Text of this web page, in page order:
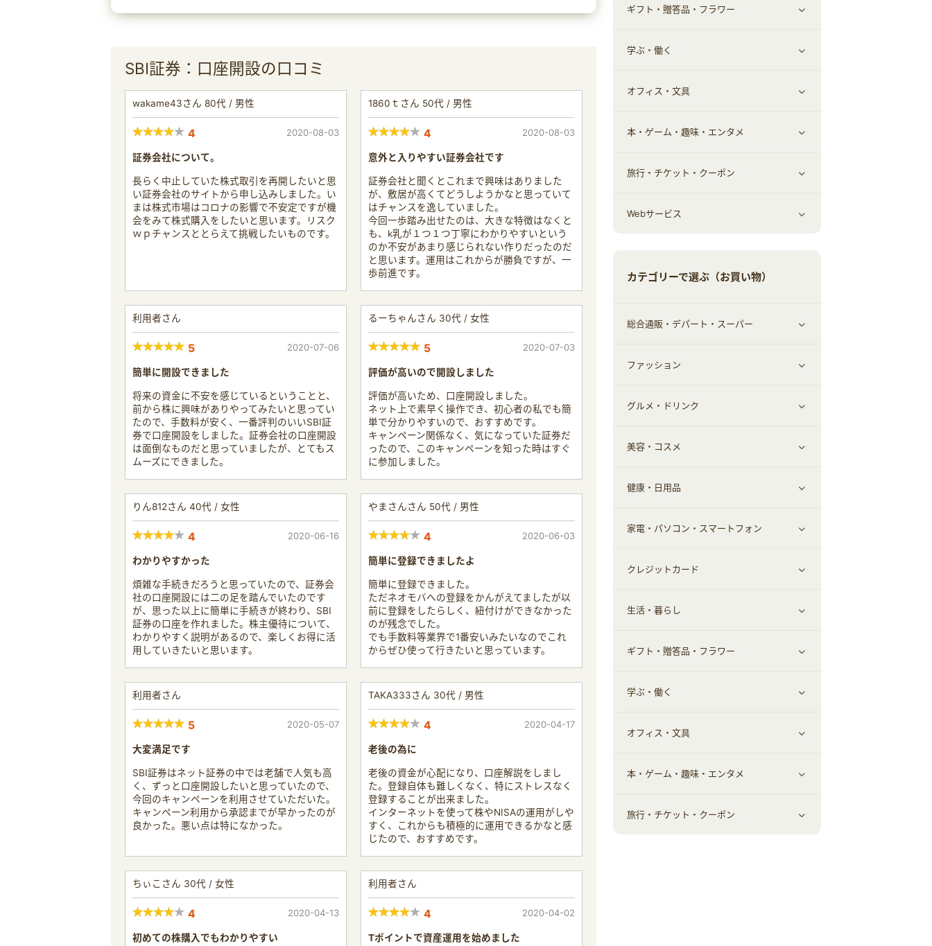
SBI証券：口座開設の口コミ
wakame43さん 80代 / 男性
4 2020-08-03
証券会社について。
長らく中止していた株式取引を再開したいと思
い証券会社のサイトから申し込みしました。い
まは株式市場はコロナの影響で不安定ですが機
会をみて株式購入をしたいと思います。リスク
ｗｐチャンスととらえて挑戦したいものです。
1860ｔさん 50代 / 男性
4 2020-08-03
意外と入りやすい証券会社です
証券会社と聞くとこれまで興味はありました
が、敷居が高くてどうしようかなと思っていて
はチャンスを逸していました。
今回一歩踏み出せたのは、大きな特徴はなくと
も、k乳が１つ１つ丁寧にわかりやすいという
のか不安があまり感じられない作りだったのだ
と思います。運用はこれからが勝負ですが、一
歩前進です。
利用者さん
5 2020-07-06
簡単に開設できました
将来の資金に不安を感じているということと、
前から株に興味がありやってみたいと思ってい
たので、手数料が安く、一番評判のいいSBI証
券で口座開設をしました。証券会社の口座開設
は面倒なものだと思っていましたが、とてもス
ムーズにできました。
るーちゃんさん 30代 / 女性
5 2020-07-03
評価が高いので開設しました
評価が高いため、口座開設しました。
ネット上で素早く操作でき、初心者の私でも簡
単で分かりやすいので、おすすめです。
キャンペーン関係なく、気になっていた証券だ
ったので、このキャンペーンを知った時はすぐ
に参加しました。
りん812さん 40代 / 女性
4 2020-06-16
わかりやすかった
煩雑な手続きだろうと思っていたので、証券会
社の口座開設には二の足を踏んでいたのです
が、思った以上に簡単に手続きが終わり、SBI
証券の口座を作れました。株主優待について、
わかりやすく説明があるので、楽しくお得に活
用していきたいと思います。
やまさんさん 50代 / 男性
4 2020-06-03
簡単に登録できましたよ
簡単に登録できました。
ただネオモバへの登録をかんがえてましたが以
前に登録をしたらしく、紐付けができなかった
のが残念でした。
でも手数料等業界で1番安いみたいなのでこれ
からぜひ使って行きたいと思っています。
利用者さん
5 2020-05-07
大変満足です
SBI証券はネット証券の中では老舗で人気も高
く、ずっと口座開設したいと思っていたので、
今回のキャンペーンを利用させていただいた。
キャンペーン利用から承認までが早かったのが
良かった。悪い点は特になかった。
TAKA333さん 30代 / 男性
4 2020-04-17
老後の為に
老後の資金が心配になり、口座解説をしまし
た。登録自体も難しくなく、特にストレスなく
登録することが出来ました。
インターネットを使って株やNISAの運用がしや
すく、これからも積極的に運用できるかなと感
じたので、おすすめです。
ちぃこさん 30代 / 女性
4 2020-04-13
初めての株購入でもわかりやすい
利用者さん
4 2020-04-02
Tポイントで資産運用を始めました
定額制有料コンテンツ
仮想通貨
その他投資
キャッシング・ローン
その他金融
保険相談・面談
すべて見る
住まい・暮らし
不動産
引越し
エコ・エネルギー
車情報・カーシェア・レンタル
ギフト・贈答品・フラワー
すべて見る
ギフト・贈答品
学ぶ・働く
すべて見る
習い事・学習・学校
仕事・転職
オフィス・文具
すべて見る
オフィス・文具
本・ゲーム・趣味・エンタメ
すべて見る
ゲーム・趣味
旅行・チケット・クーポン
すべて見る
Webサービス
カテゴリーで選ぶ（お買い物）
総合通販・デパート・スーパー
すべて見る
総合通販
デパート・スーパー
ファッション
すべて見る
ファッション
インナー・下着
靴・フットウェア
小物・かばん
スーツ・フォーマル
グルメ・ドリンク
すべて見る
グルメ
ドリンク
お酒
食材宅配
美容・コスメ
すべて見る
スキンケア
メイクアップ
ヘアケア
メンズ美容
美容・ダイエット用品
脱毛用品
美容食品
健康・日用品
すべて見る
健康食品｜青汁・飲料
健康食品｜乳酸菌・ケフィア
健康食品｜その他
スポーツ・フィットネス
日用品・薬局・からだ
家電・パソコン・スマートフォン
すべて見る
家電・パソコン・ソフトウェア
スマホ・携帯電話・SIM
クレジットカード
すべて見る
クレジットカード
生活・暮らし
すべて見る
車情報・カーシェア・レンタル
お役立ち
生活雑貨・家具インテリア
赤ちゃん・こども・マタニティ
ギフト・贈答品・フラワー
すべて見る
ギフト・贈答品
フラワー
学ぶ・働く
すべて見る
習い事・学習・学校
オフィス・文具
すべて見る
オフィス・文具
本・ゲーム・趣味・エンタメ
すべて見る
旅行・チケット・クーポン